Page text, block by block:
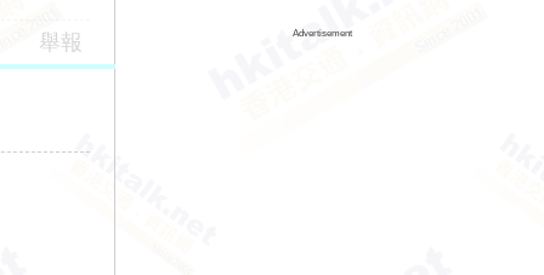
舉報 Advertisement